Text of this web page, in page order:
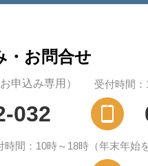
・お問合せ
申込み専用） 受付時間：
032
時間：10時～18時（年末年始